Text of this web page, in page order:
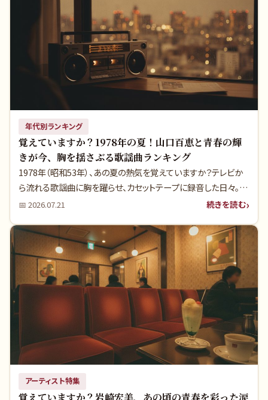
年代別ランキング
覚えていますか？1978年の夏！山口百恵と青春の輝
きが今、胸を揺さぶる歌謡曲ランキング
1978年（昭和53年）、あの夏の熱気を覚えていますか？テレビか
ら流れる歌謡曲に胸を躍らせ、カセットテープに録音した日々。山
口百恵さんが伝説への階段を駆け上がったこの年、実は多くの人
特別なランキングをお届けします。
📅2026.07.21 続きを読む
アーティスト特集
覚えていますか？岩崎宏美、あの頃の青春を彩った涙